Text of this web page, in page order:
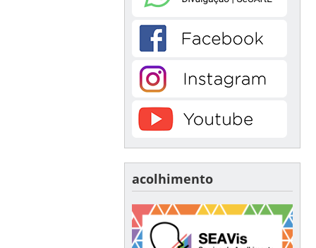
acolhimento